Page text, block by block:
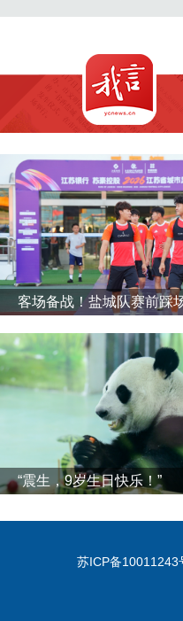
客场备战！盐城队赛前踩
“震生，9岁生日快乐！”
苏ICP备10011243